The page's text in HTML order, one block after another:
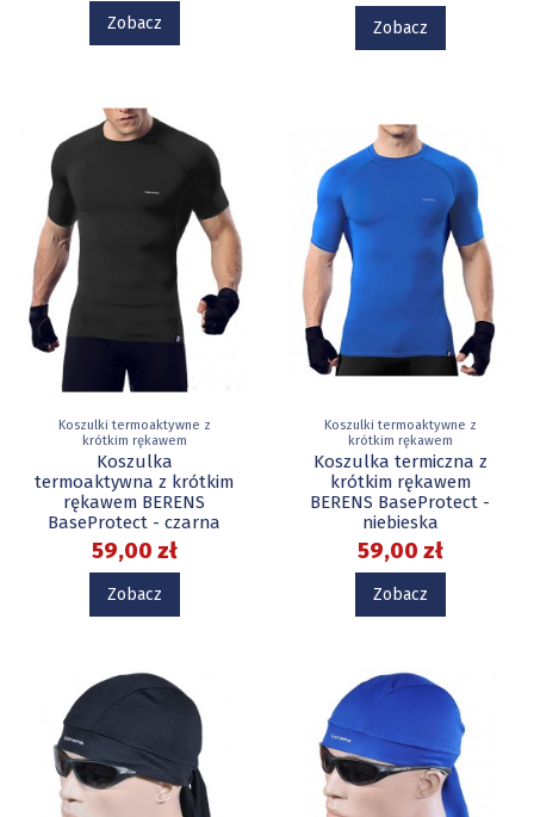
Zobacz Zobacz
Koszulki termoaktywne z
krótkim rękawem
Koszulka
termoaktywna z krótkim
rękawem BERENS
BaseProtect - czarna
59,00 zł
Zobacz
Koszulki termoaktywne z
krótkim rękawem
Koszulka termiczna z
krótkim rękawem
BERENS BaseProtect -
niebieska
59,00 zł
Zobacz